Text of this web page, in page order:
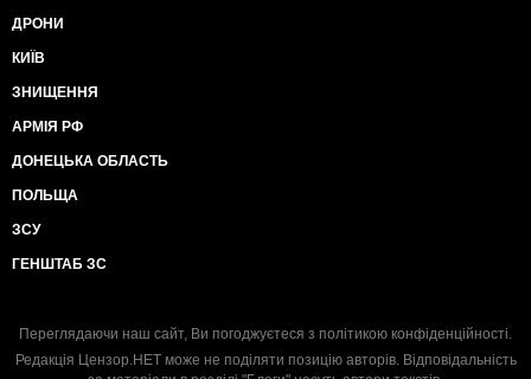
ДРОНИ
КИЇВ
ЗНИЩЕННЯ
АРМІЯ РФ
ДОНЕЦЬКА ОБЛАСТЬ
ПОЛЬЩА
ЗСУ
ГЕНШТАБ ЗС
Переглядаючи наш сайт, Ви погоджуєтеся з політикою конфіденційності.
Редакція Цензор.НЕТ може не поділяти позицію авторів. Відповідальність